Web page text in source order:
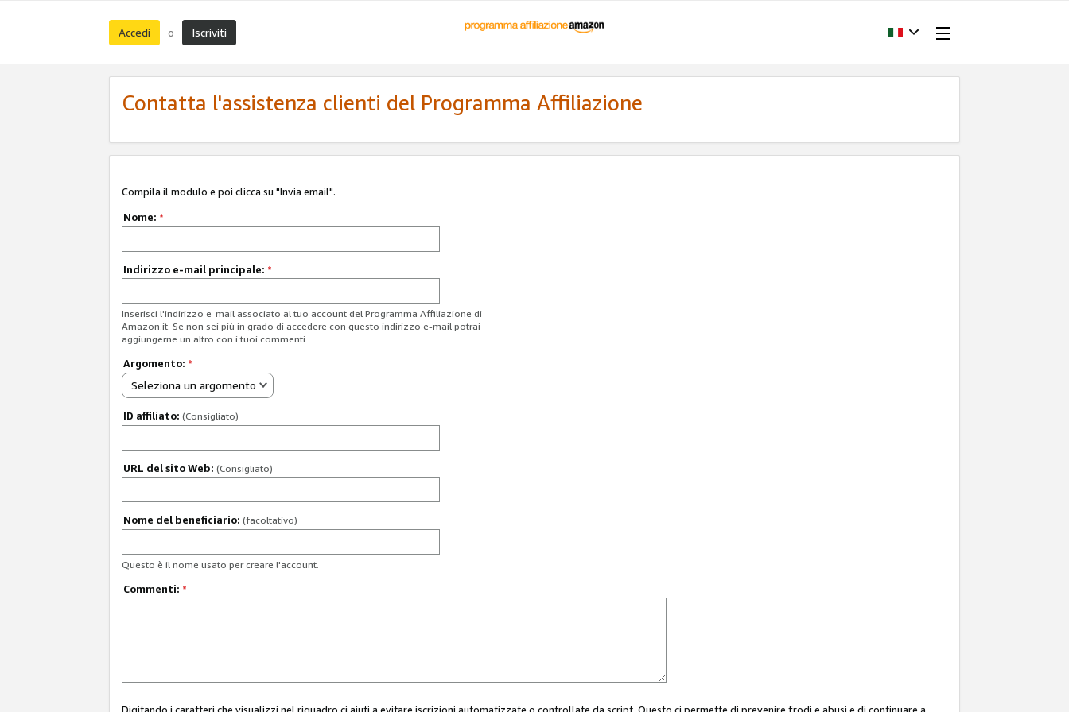
Accedi o Iscriviti
Contatta l'assistenza clienti del Programma Affiliazione
Compila il modulo e poi clicca su "Invia email".
Nome: *
Indirizzo e-mail principale: *
Inserisci l'indirizzo e-mail associato al tuo account del Programma Affiliazione di
Amazon.it. Se non sei più in grado di accedere con questo indirizzo e-mail potrai
aggiungerne un altro con i tuoi commenti.
Argomento: *
Seleziona un argomento
ID affiliato: (Consigliato)
URL del sito Web: (Consigliato)
Nome del beneficiario: (facoltativo)
Questo è il nome usato per creare l'account.
Commenti: *